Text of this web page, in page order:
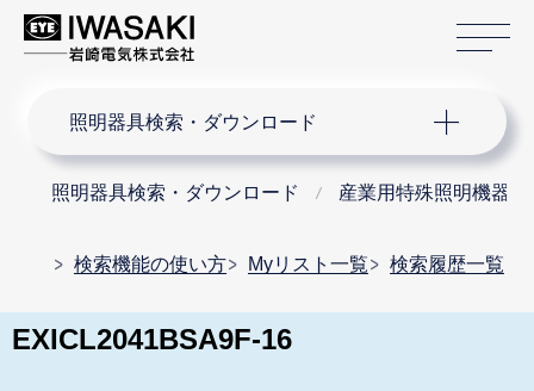
照明器具検索・ダウンロード
照明器具検索・ダウンロード 産業用特殊照明機器
検索機能の使い方 Myリスト一覧 検索履歴一覧
EXICL2041BSA9F-16